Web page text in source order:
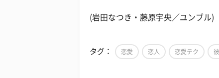
(岩田なつき・藤原宇央／ユンブル)
タグ： 恋愛 恋人 恋愛テク